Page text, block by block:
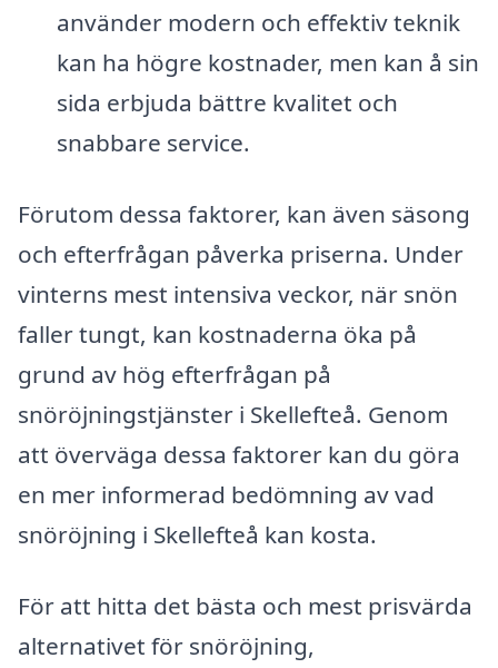
använder modern och effektiv teknik
kan ha högre kostnader, men kan å sin
sida erbjuda bättre kvalitet och
snabbare service.
Förutom dessa faktorer, kan även säsong
och efterfrågan påverka priserna. Under
vinterns mest intensiva veckor, när snön
faller tungt, kan kostnaderna öka på
grund av hög efterfrågan på
snöröjningstjänster i Skellefteå. Genom
att överväga dessa faktorer kan du göra
en mer informerad bedömning av vad
snöröjning i Skellefteå kan kosta.
För att hitta det bästa och mest prisvärda
alternativet för snöröjning,